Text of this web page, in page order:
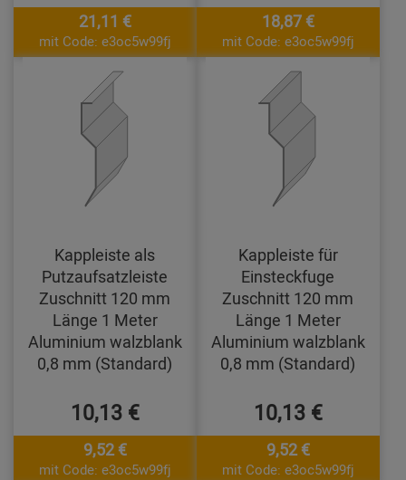
21,11 €
mit Code: e3oc5w99fj
18,87 €
mit Code: e3oc5w99fj
Kappleiste als
Putzaufsatzleiste
Zuschnitt 120 mm
Länge 1 Meter
Aluminium walzblank
0,8 mm (Standard)
10,13 €
9,52 €
mit Code: e3oc5w99fj
Kappleiste für
Einsteckfuge
Zuschnitt 120 mm
Länge 1 Meter
Aluminium walzblank
0,8 mm (Standard)
10,13 €
9,52 €
mit Code: e3oc5w99fj